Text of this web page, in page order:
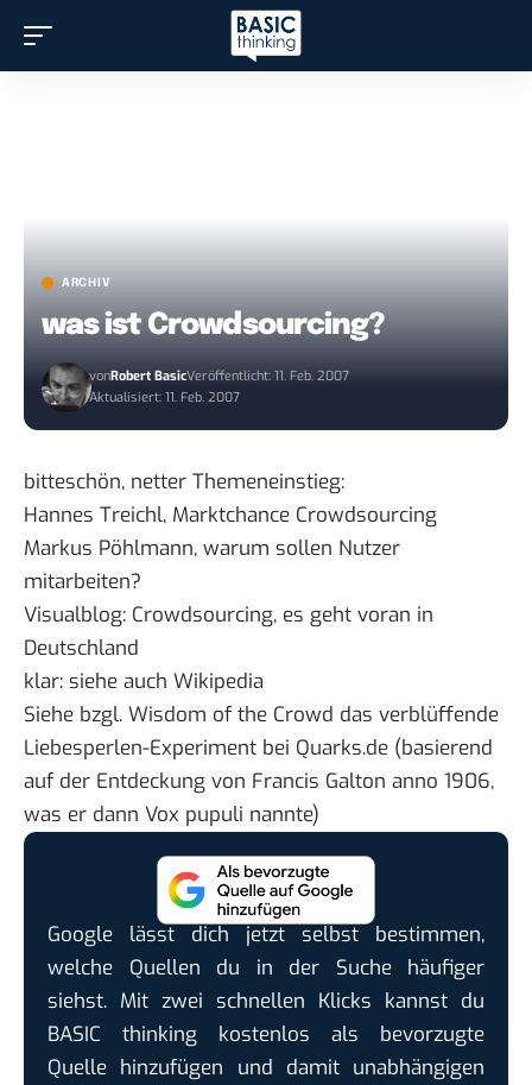
ARCHIV
was ist Crowdsourcing?
vonRobert BasicVeröffentlicht: 11. Feb. 2007
Aktualisiert: 11. Feb. 2007
bitteschön, netter Themeneinstieg:
Hannes Treichl, Marktchance Crowdsourcing
Markus Pöhlmann, warum sollen Nutzer
mitarbeiten?
Visualblog: Crowdsourcing, es geht voran in
Deutschland
klar: siehe auch Wikipedia
Siehe bzgl. Wisdom of the Crowd das verblüffende
Liebesperlen-Experiment bei Quarks.de (basierend
auf der Entdeckung von Francis Galton anno 1906,
was er dann Vox pupuli nannte)
Google lässt dich jetzt selbst bestimmen,
welche Quellen du in der Suche häufiger
siehst. Mit zwei schnellen Klicks kannst du
BASIC thinking kostenlos als bevorzugte
Quelle hinzufügen und damit unabhängigen